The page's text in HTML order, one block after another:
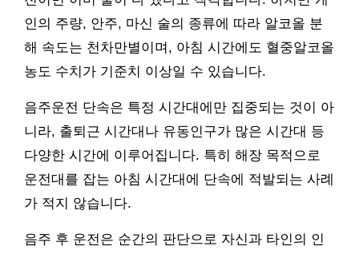
인의 주량, 안주, 마신 술의 종류에 따라 알코올 분
해 속도는 천차만별이며, 아침 시간에도 혈중알코올
농도 수치가 기준치 이상일 수 있습니다.
음주운전 단속은 특정 시간대에만 집중되는 것이 아
니라, 출퇴근 시간대나 유동인구가 많은 시간대 등
다양한 시간에 이루어집니다. 특히 해장 목적으로
운전대를 잡는 아침 시간대에 단속에 적발되는 사례
가 적지 않습니다.
음주 후 운전은 순간의 판단으로 자신과 타인의 인